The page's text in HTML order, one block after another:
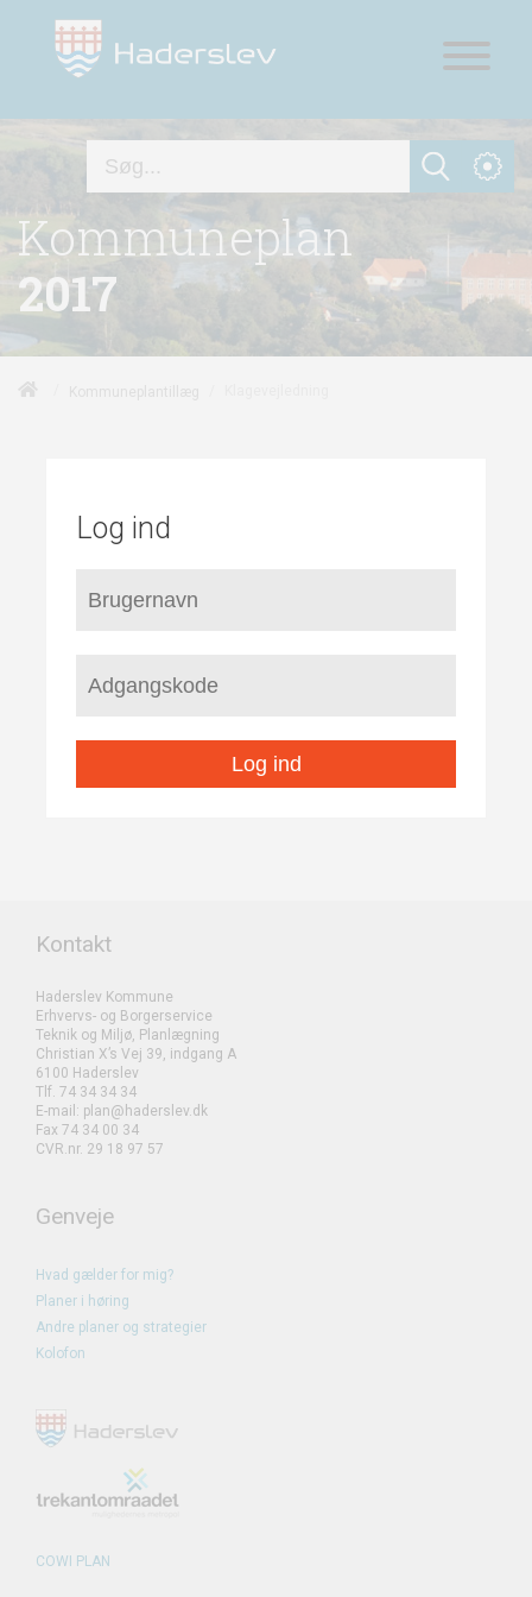
Kommuneplan
2017
Log ind
Log ind
Kontakt
Haderslev Kommune
Erhvervs- og Borgerservice
Teknik og Miljø, Planlægning
Christian X’s Vej 39, indgang A
6100 Haderslev
Tlf. 74 34 34 34
E-mail: plan@haderslev.dk
Fax 74 34 00 34
CVR.nr. 29 18 97 57
Genveje
Hvad gælder for mig?
Planer i høring
Andre planer og strategier
Kolofon
COWI PLAN